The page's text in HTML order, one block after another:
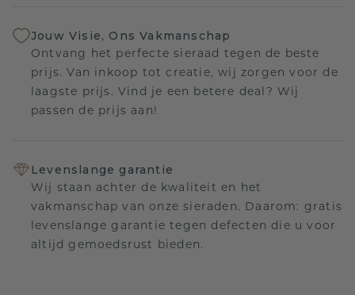
Jouw Visie, Ons Vakmanschap
Ontvang het perfecte sieraad tegen de beste
prijs. Van inkoop tot creatie, wij zorgen voor de
laagste prijs. Vind je een betere deal? Wij
passen de prijs aan!
Levenslange garantie
Wij staan achter de kwaliteit en het
vakmanschap van onze sieraden. Daarom: gratis
levenslange garantie tegen defecten die u voor
altijd gemoedsrust bieden.